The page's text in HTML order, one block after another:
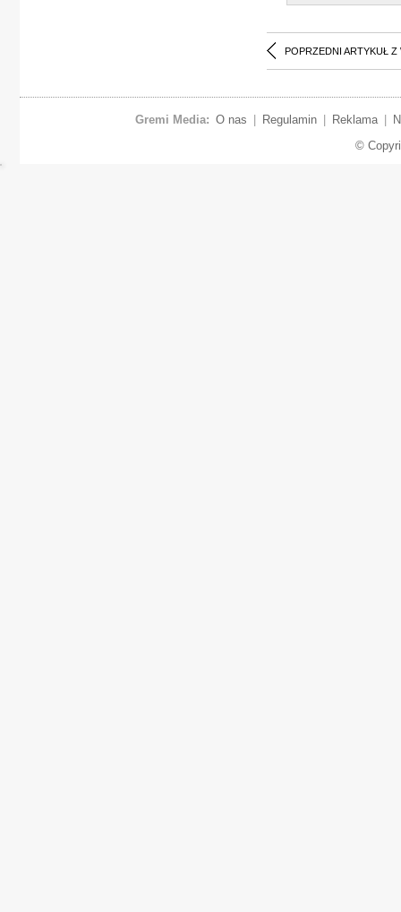
POPRZEDNI ARTYKUŁ Z
Gremi Media: O nas Regulamin Reklama
©